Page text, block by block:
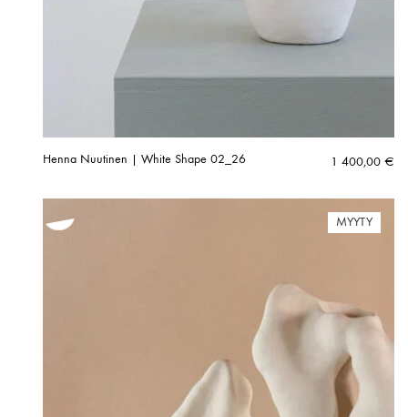
Henna Nuutinen | White Shape 02_26 1 400,00 €
MYYTY